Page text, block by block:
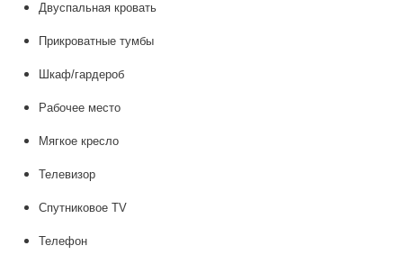
Двуспальная кровать
Прикроватные тумбы
Шкаф/гардероб
Рабочее место
Мягкое кресло
Телевизор
Спутниковое ТV
Телефон